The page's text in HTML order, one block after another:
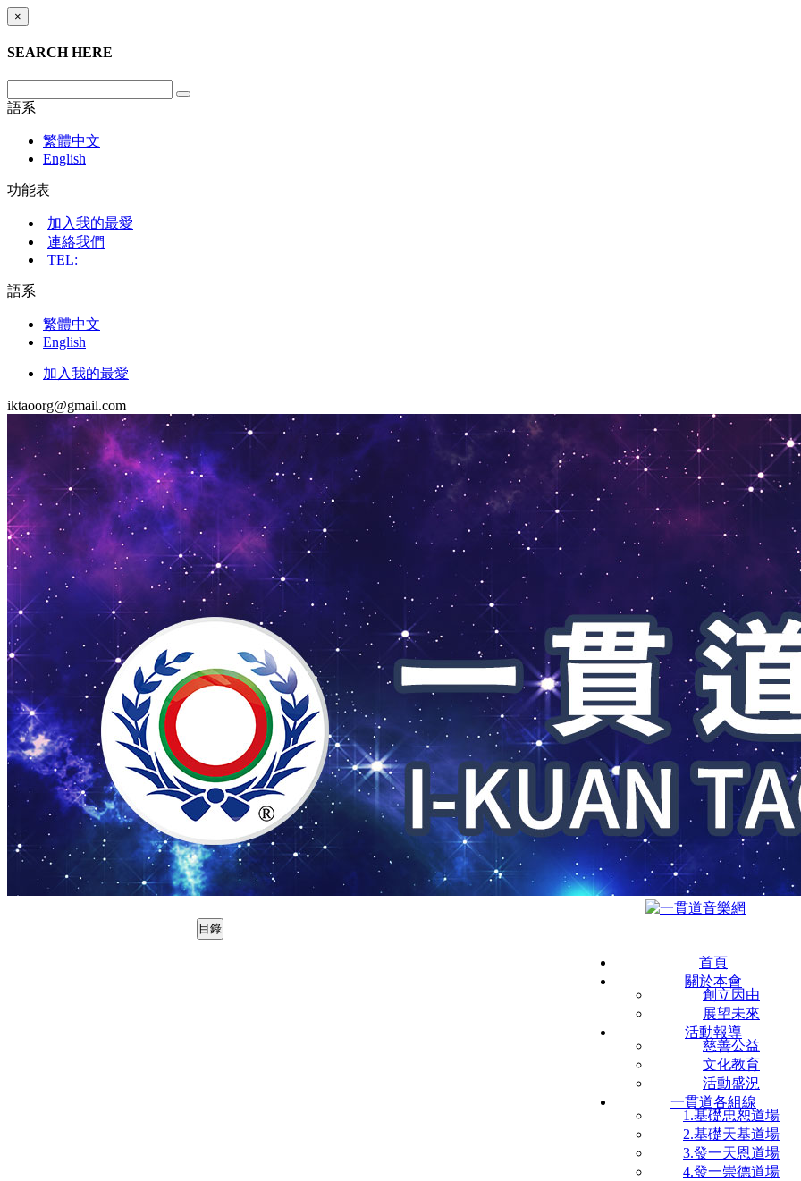
×
SEARCH HERE
語系
繁體中文
English
功能表
加入我的最愛
連絡我們
TEL:
語系
繁體中文
English
加入我的最愛
iktaoorg@gmail.com
目錄
首頁
關於本會
創立因由
展望未來
活動報導
慈善公益
文化教育
活動盛況
一貫道各組線
1.基礎忠恕道場
2.基礎天基道場
3.發一天恩道場
4.發一崇德道場